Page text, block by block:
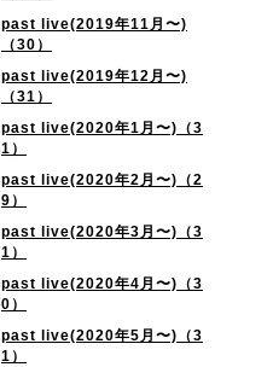
past live(2019年11月〜)
（30）
past live(2019年12月〜)
（31）
past live(2020年1月〜)（3
1）
past live(2020年2月〜)（2
9）
past live(2020年3月〜)（3
1）
past live(2020年4月〜)（3
0）
past live(2020年5月〜)（3
1）